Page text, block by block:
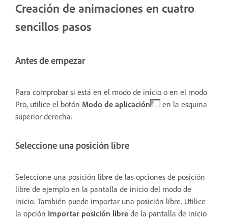
Creación de animaciones en cuatro
sencillos pasos
Antes de empezar
Para comprobar si está en el modo de inicio o en el modo
Pro, utilice el botón Modo de aplicación
en la esquina
superior derecha.
Seleccione una posición libre
Seleccione una posición libre de las opciones de posición
libre de ejemplo en la pantalla de inicio del modo de
inicio. También puede importar una posición libre. Utilice
la opción Importar posición libre de la pantalla de inicio